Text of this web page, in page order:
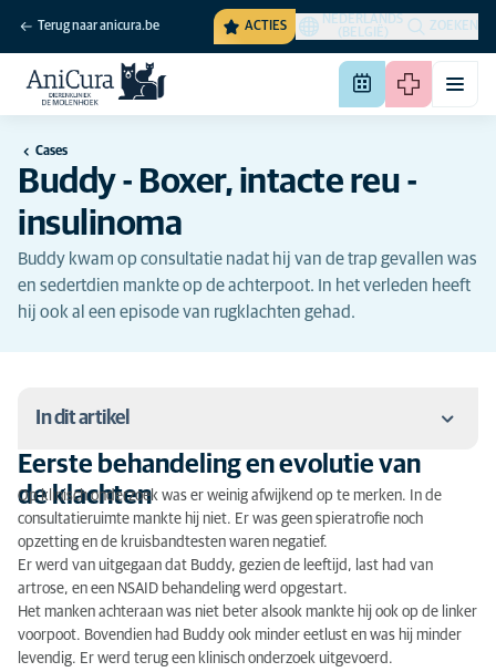
Terug naar anicura.be ACTIES
NEDERLANDS
(BELGIË)
ZOEKEN
Cases
Buddy - Boxer, intacte reu -
insulinoma
Buddy kwam op consultatie nadat hij van de trap gevallen was
en sedertdien mankte op de achterpoot. In het verleden heeft
hij ook al een episode van rugklachten gehad.
In dit artikel
Eerste behandeling en evolutie van de klachten
Neurologisch onderzoek
Bloedonderzoek en CT-scan
Klinisch verloop en respons op therapie
Medische beeldvorming:
Eerste behandeling en evolutie van
de klachten
Op klinisch onderzoek was er weinig afwijkend op te merken. In de
consultatieruimte mankte hij niet. Er was geen spieratrofie noch
opzetting en de kruisbandtesten waren negatief.
Er werd van uitgegaan dat Buddy, gezien de leeftijd, last had van
artrose, en een NSAID behandeling werd opgestart.
Het manken achteraan was niet beter alsook mankte hij ook op de linker
voorpoot. Bovendien had Buddy ook minder eetlust en was hij minder
levendig. Er werd terug een klinisch onderzoek uitgevoerd.